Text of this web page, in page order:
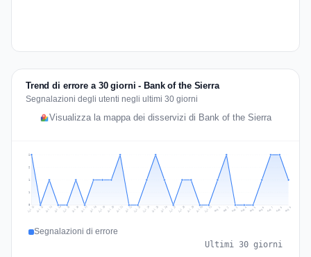
Trend di errore a 30 giorni - Bank of the Sierra
Segnalazioni degli utenti negli ultimi 30 giorni
Visualizza la mappa dei disservizi di Bank of the Sierra
1
1
2
2
Jul 11 Jul 12 Jul 13 Jul 14 Jul 15 Jul 16 Jul 17 Jul 18 Jul 19 Jul 20 Jul 21 Jul 22 Jul 23 Jul 24 Jul 25 Jul 26 Jul 27 Jul 28 Jul 29 Jul 30 Jul 31 Aug 1 Aug 2 Aug 3 Aug 4 Aug 5 Aug 6 Aug 7 Aug 8 Aug 9
Segnalazioni di errore
Ultimi 30 giorni